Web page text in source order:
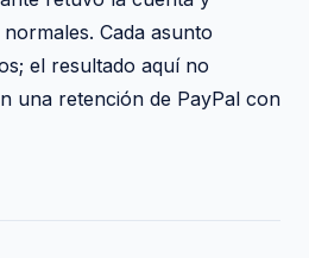
Cada asunto
el resultado aquí no
una retención de PayPal con